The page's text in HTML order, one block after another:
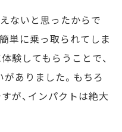
ないと思ったからで
単に乗っ取られてしま
験してもらうことで、
ありました。もちろ
が、インパクトは絶大